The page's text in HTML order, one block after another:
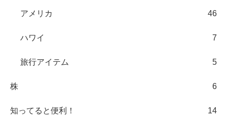
アメリカ 46
ハワイ 7
旅行アイテム 5
株 6
知ってると便利！ 14